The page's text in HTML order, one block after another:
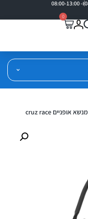
ו- 08:00-13:00
0
מנשא אופניים cruz race